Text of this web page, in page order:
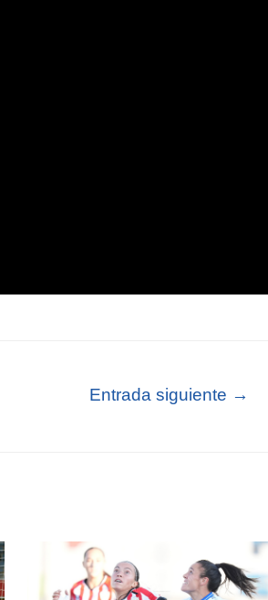
Entrada siguiente →